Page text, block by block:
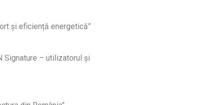
și eficiență energetică”
Signature – utilizatorul și